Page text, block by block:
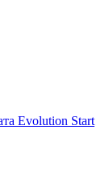
Evolution Start